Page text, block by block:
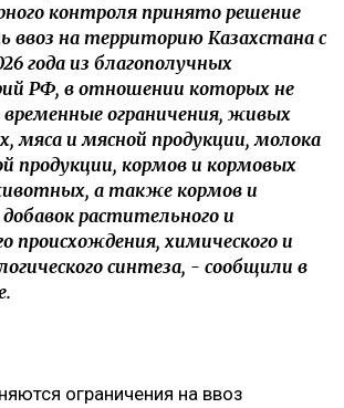
контроля принято решение
ввоз на территорию Казахстана с
года из благополучных
РФ, в отношении которых не
временные ограничения, живых
мяса и мясной продукции, молока
продукции, кормов и кормовых
а также кормов и
растительного и
происхождения, химического и
синтеза, - сообщили в
ограничения на ввоз